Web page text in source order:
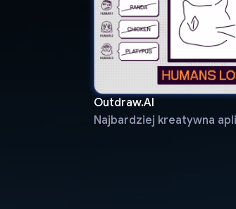
Outdraw.AI
Najbardziej kreatywna